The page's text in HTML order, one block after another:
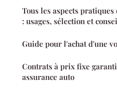
Tous les aspects
: usages, sélection et
Guide pour l'achat d'une
Contrats à prix fixe
assurance auto